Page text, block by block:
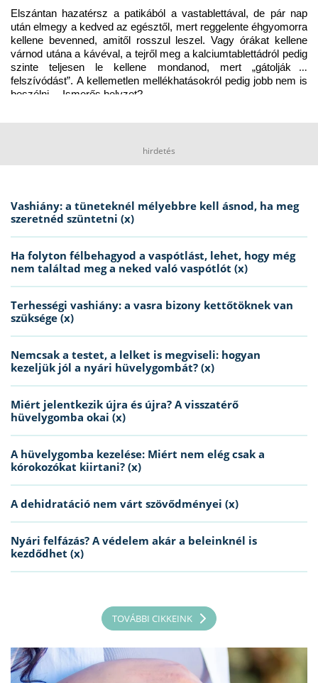
Elszántan hazatérsz a patikából a vastablettával, de pár nap
után elmegy a kedved az egésztől, mert reggelente éhgyomorra
kellene bevenned, amitől rosszul leszel. Vagy órákat kellene
várnod utána a kávéval, a tejről meg a kalciumtablettádról pedig
szinte teljesen le kellene mondanod, mert „gátolják a
felszívódást”. A kellemetlen mellékhatásokról pedig jobb nem is
beszélni… Ismerős helyzet?
hirdetés
Vashiány: a tüneteknél mélyebbre kell ásnod, ha meg
szeretnéd szüntetni (x)
Ha folyton félbehagyod a vaspótlást, lehet, hogy még
nem találtad meg a neked való vaspótlót (x)
Terhességi vashiány: a vasra bizony kettőtöknek van
szüksége (x)
Nemcsak a testet, a lelket is megviseli: hogyan
kezeljük jól a nyári hüvelygombát? (x)
Miért jelentkezik újra és újra? A visszatérő
hüvelygomba okai (x)
A hüvelygomba kezelése: Miért nem elég csak a
kórokozókat kiirtani? (x)
A dehidratáció nem várt szövődményei (x)
Nyári felfázás? A védelem akár a beleinknél is
kezdődhet (x)
TOVÁBBI CIKKEINK